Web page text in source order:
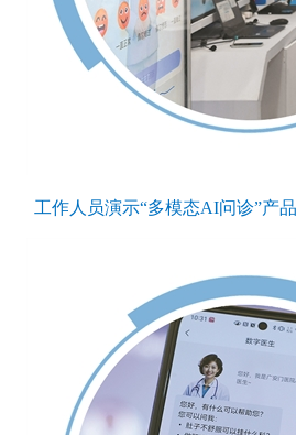
工作人员演示“多模态AI问诊”产